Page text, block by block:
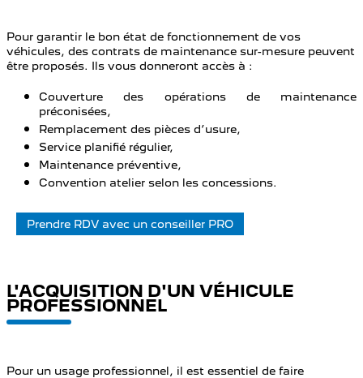
Pour garantir le bon état de fonctionnement de vos
véhicules, des contrats de maintenance sur-mesure peuvent
être proposés. Ils vous donneront accès à :
Couverture des opérations de maintenance
préconisées,
Remplacement des pièces d’usure,
Service planifié régulier,
Maintenance préventive,
Convention atelier selon les concessions.
Prendre RDV avec un conseiller PRO
L'ACQUISITION D'UN VÉHICULE
PROFESSIONNEL
Pour un usage professionnel, il est essentiel de faire